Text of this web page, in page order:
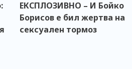
ЕКСПЛОЗИВНО – И Бойко
Борисов е бил жертва на
сексуален тормоз